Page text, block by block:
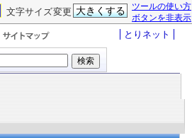
ツールの使い方
ボタンを非表示
文字サイズ変更 大きくする
とりネット